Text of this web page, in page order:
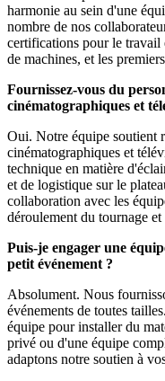
harmonie au sein d'une
nombre de nos
certifications pour le travail
de machines, et les
Fournissez-vous du
cinématographiques et
Oui. Notre équipe soutient
cinématographiques et
technique en matière
et de logistique sur le
collaboration avec les
déroulement du tournage
Puis-je engager une
petit événement ?
Absolument. Nous
événements de toutes
équipe pour installer du
privé ou d'une équipe
adaptons notre soutien à